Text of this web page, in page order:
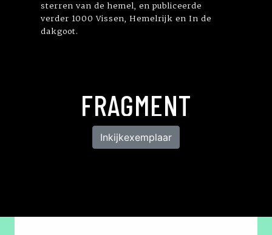
sterren van de hemel, en publiceerde
verder 1000 Vissen, Hemelrijk en In de
dakgoot.
FRAGMENT
Inkijkexemplaar